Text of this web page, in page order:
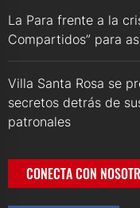
La Para frente a la
Compartidos” para
Villa Santa Rosa se
secretos detrás de
patronales
CONECTA CON